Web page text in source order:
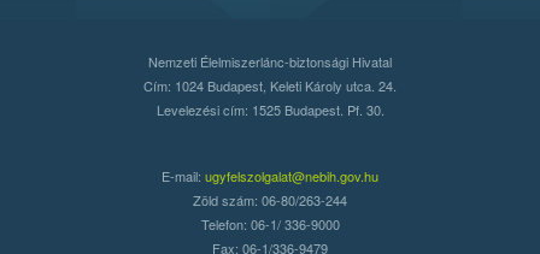
Nemzeti Élelmiszerlánc-biztonsági Hivatal
Cím: 1024 Budapest, Keleti Károly utca. 24.
Levelezési cím: 1525 Budapest. Pf. 30.
E-mail: ugyfelszolgalat@nebih.gov.hu
Zöld szám: 06-80/263-244
Telefon: 06-1/ 336-9000
Fax: 06-1/336-9479